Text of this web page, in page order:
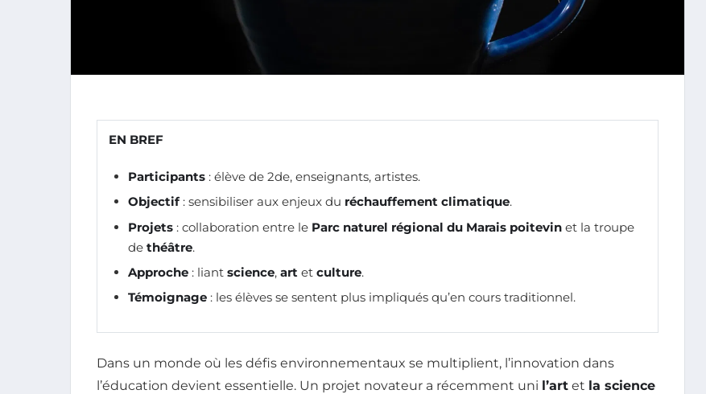
EN BREF
Participants : élève de 2de, enseignants, artistes.
Objectif: sensibiliser aux enjeux du réchauffement climatique.
Projets : collaboration entre le Parc naturel régional du Marais poitevin et la troupe
de théâtre.
Approche : liant science, art et culture.
Témoignage : les élèves se sentent plus impliqués qu’en cours traditionnel.
Dans un monde où les défis environnementaux se multiplient, l’innovation dans
l’éducation devient essentielle. Un projet novateur a récemment uni l’art et la science